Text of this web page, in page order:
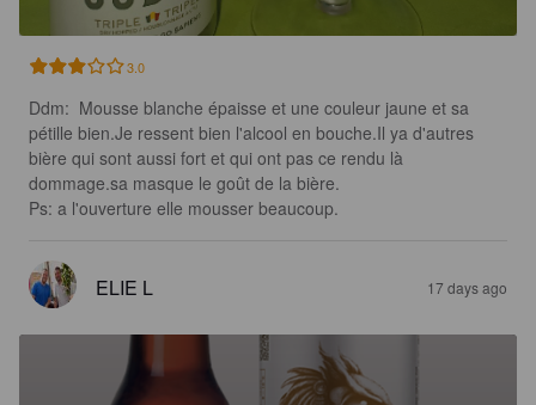
3.0
Ddm:  Mousse blanche épaisse et une couleur jaune et sa
pétille bien.Je ressent bien l'alcool en bouche.Il ya d'autres
bière qui sont aussi fort et qui ont pas ce rendu là
dommage.sa masque le goût de la bière.
Ps: a l'ouverture elle mousser beaucoup.
ELIE L 17 days ago